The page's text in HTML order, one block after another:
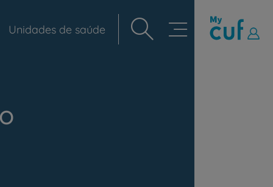
Navegação
Unidades de saúde